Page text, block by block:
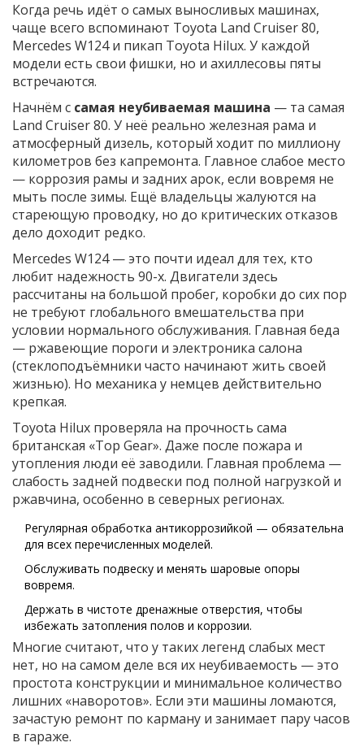
Когда речь идёт о самых выносливых машинах,
чаще всего вспоминают Toyota Land Cruiser 80,
Mercedes W124 и пикап Toyota Hilux. У каждой
модели есть свои фишки, но и ахиллесовы пяты
встречаются.
Начнём с самая неубиваемая машина — та самая
Land Cruiser 80. У неё реально железная рама и
атмосферный дизель, который ходит по миллиону
километров без капремонта. Главное слабое место
— коррозия рамы и задних арок, если вовремя не
мыть после зимы. Ещё владельцы жалуются на
стареющую проводку, но до критических отказов
дело доходит редко.
Mercedes W124 — это почти идеал для тех, кто
любит надежность 90-х. Двигатели здесь
рассчитаны на большой пробег, коробки до сих пор
не требуют глобального вмешательства при
условии нормального обслуживания. Главная беда
— ржавеющие пороги и электроника салона
(стеклоподъёмники часто начинают жить своей
жизнью). Но механика у немцев действительно
крепкая.
Toyota Hilux проверяла на прочность сама
британская «Top Gear». Даже после пожара и
утопления люди её заводили. Главная проблема —
слабость задней подвески под полной нагрузкой и
ржавчина, особенно в северных регионах.
Регулярная обработка антикоррозийкой — обязательна
для всех перечисленных моделей.
Обслуживать подвеску и менять шаровые опоры
вовремя.
Держать в чистоте дренажные отверстия, чтобы
избежать затопления полов и коррозии.
Многие считают, что у таких легенд слабых мест
нет, но на самом деле вся их неубиваемость — это
простота конструкции и минимальное количество
лишних «наворотов». Если эти машины ломаются,
зачастую ремонт по карману и занимает пару часов
в гараже.